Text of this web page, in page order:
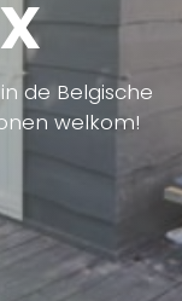
de Belgische
welkom!